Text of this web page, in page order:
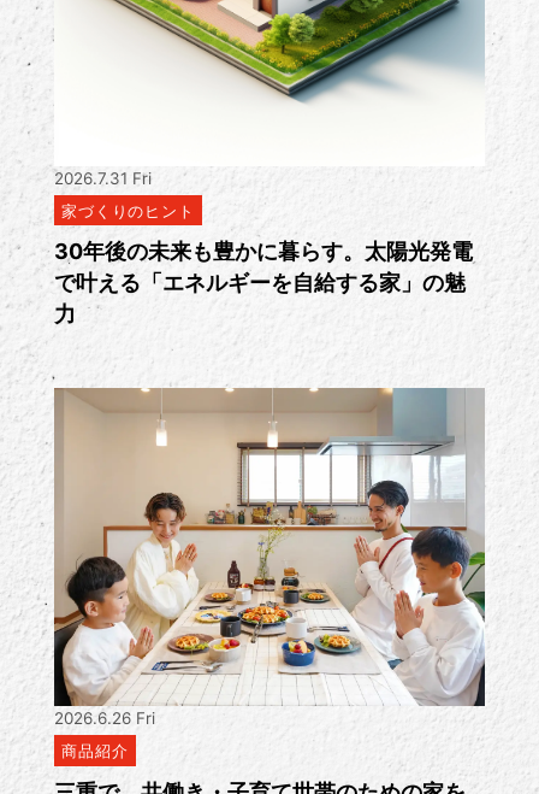
2026.7.31 Fri
家づくりのヒント
30年後の未来も豊かに暮らす。太陽光発電
で叶える「エネルギーを自給する家」の魅
力
2026.6.26 Fri
商品紹介